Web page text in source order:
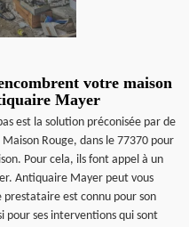
votre maison
Mayer
est la solution préconisée par de
Rouge, dans le 77370 pour
Pour cela, ils font appel à un
Antiquaire Mayer peut vous
prestataire est connu pour son
pour ses interventions qui sont